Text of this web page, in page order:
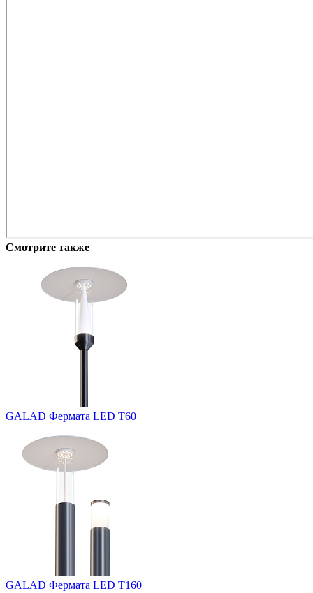
Смотрите также
GALAD Фермата LED Т60
GALAD Фермата LED Т160